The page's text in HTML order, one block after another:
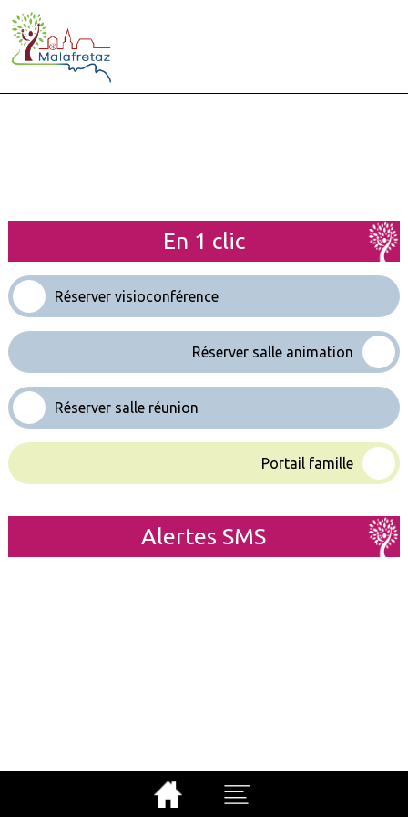
En 1 clic
Réserver visioconférence
Réserver salle animation
Réserver salle réunion
Portail famille
Alertes SMS